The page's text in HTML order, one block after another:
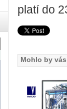
platí do
Mohlo by